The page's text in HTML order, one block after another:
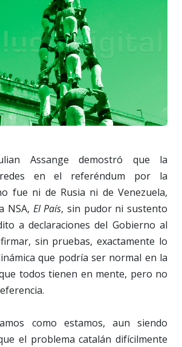
Assange demostró que la
en el referéndum por la
fue ni de Rusia ni de Venezuela,
NSA, El País, sin pudor ni sustento
a declaraciones del Gobierno al
sin pruebas, exactamente lo
que podría ser normal en la
todos tienen en mente, pero no
como estamos, aun siendo
el problema catalán difícilmente